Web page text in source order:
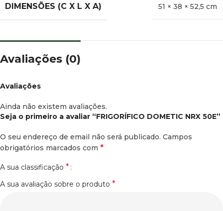
DIMENSÕES (C X L X A) 51 × 38 × 52,5 cm
Avaliações (0)
Avaliações
Ainda não existem avaliações.
Seja o primeiro a avaliar “FRIGORÍFICO DOMETIC NRX 50E”
O seu endereço de email não será publicado. Campos
obrigatórios marcados com *
A sua classificação *
A sua avaliação sobre o produto *